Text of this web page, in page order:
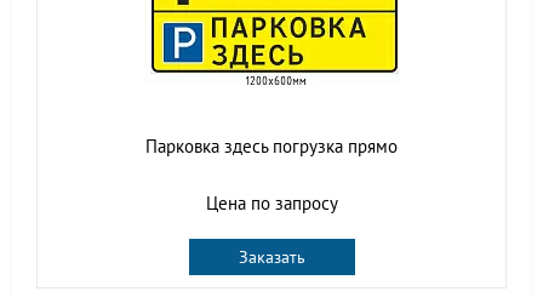
Парковка здесь погрузка прямо
Цена по запросу
Заказать